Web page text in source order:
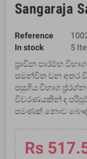
Sangaraja
Reference
In stock
5
ප‍්‍රාචීන පාරම්භ
සමන්විත වන අතර
පසුගිය විභාග
විවරණයකින් ද
පමණක් නොව
Rs